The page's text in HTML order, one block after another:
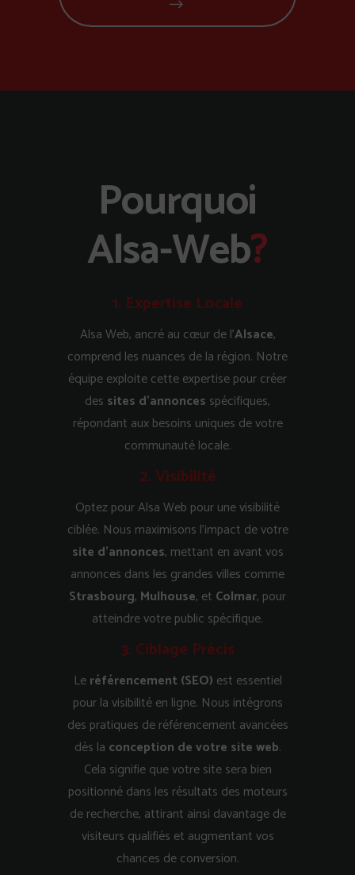
Pourquoi
Alsa-Web?
1. Expertise Locale
Alsa Web, ancré au cœur de l’Alsace,
comprend les nuances de la région. Notre
équipe exploite cette expertise pour créer
des sites d’annonces spécifiques,
répondant aux besoins uniques de votre
communauté locale.
2. Visibilité
Optez pour Alsa Web pour une visibilité
ciblée. Nous maximisons l’impact de votre
site d’annonces, mettant en avant vos
annonces dans les grandes villes comme
Strasbourg, Mulhouse, et Colmar, pour
atteindre votre public spécifique.
3. Ciblage Précis
Leréférencement (SEO) est essentiel
pour la visibilité en ligne. Nous intégrons
des pratiques de référencement avancées
dès la conception de votre site web.
Cela signifie que votre site sera bien
positionné dans les résultats des moteurs
de recherche, attirant ainsi davantage de
visiteurs qualifiés et augmentant vos
chances de conversion.